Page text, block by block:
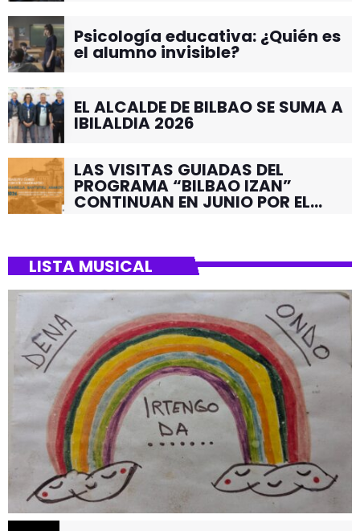
Psicología educativa: ¿Quién es
el alumno invisible?
EL ALCALDE DE BILBAO SE SUMA A
IBILALDIA 2026
LAS VISITAS GUIADAS DEL
PROGRAMA “BILBAO IZAN”
CONTINUAN EN JUNIO POR EL
LISTA MUSICAL